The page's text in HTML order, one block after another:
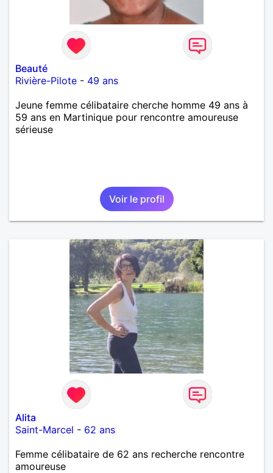
Beauté
Rivière-Pilote - 49 ans
Jeune femme célibataire cherche homme 49 ans à
59 ans en Martinique pour rencontre amoureuse
sérieuse
Voir le profil
Alita
Saint-Marcel - 62 ans
Femme célibataire de 62 ans recherche rencontre
amoureuse